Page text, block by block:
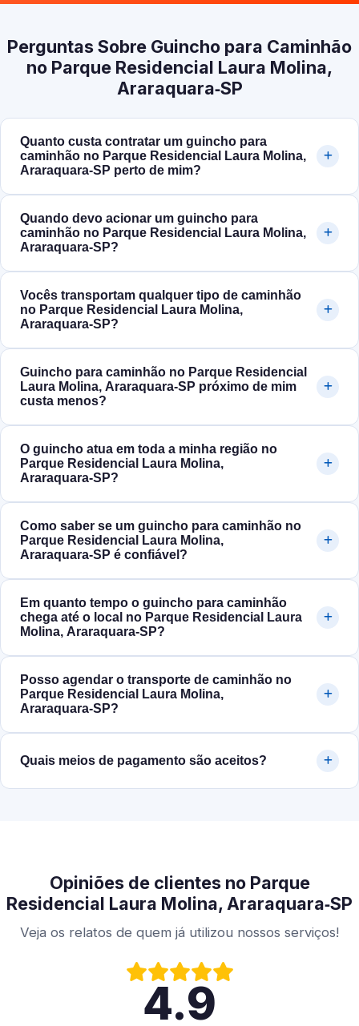
Perguntas Sobre Guincho para Caminhão
no Parque Residencial Laura Molina,
Araraquara‑SP
Quanto custa contratar um guincho para
caminhão no Parque Residencial Laura Molina,
Araraquara‑SP perto de mim?
Quando devo acionar um guincho para
caminhão no Parque Residencial Laura Molina,
Araraquara‑SP?
Vocês transportam qualquer tipo de caminhão
no Parque Residencial Laura Molina,
Araraquara‑SP?
Guincho para caminhão no Parque Residencial
Laura Molina, Araraquara‑SP próximo de mim
custa menos?
O guincho atua em toda a minha região no
Parque Residencial Laura Molina,
Araraquara‑SP?
Como saber se um guincho para caminhão no
Parque Residencial Laura Molina,
Araraquara‑SP é confiável?
Em quanto tempo o guincho para caminhão
chega até o local no Parque Residencial Laura
Molina, Araraquara‑SP?
Posso agendar o transporte de caminhão no
Parque Residencial Laura Molina,
Araraquara‑SP?
Quais meios de pagamento são aceitos?
Opiniões de clientes no Parque
Residencial Laura Molina, Araraquara‑SP
Veja os relatos de quem já utilizou nossos serviços!
4.9